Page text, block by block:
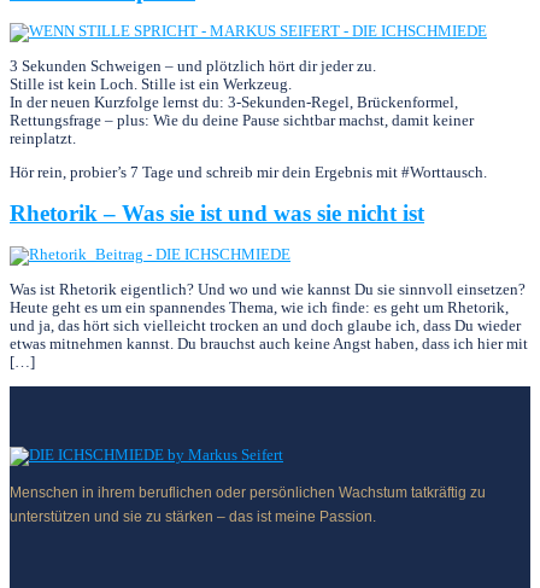
3 Sekunden Schweigen – und plötzlich hört dir jeder zu.
Stille ist kein Loch. Stille ist ein Werkzeug.
In der neuen Kurzfolge lernst du: 3‑Sekunden‑Regel, Brückenformel,
Rettungsfrage – plus: Wie du deine Pause sichtbar machst, damit keiner
reinplatzt.
Hör rein, probier’s 7 Tage und schreib mir dein Ergebnis mit #Worttausch.
Rhetorik – Was sie ist und was sie nicht ist
Was ist Rhetorik eigentlich? Und wo und wie kannst Du sie sinnvoll einsetzen?
Heute geht es um ein spannendes Thema, wie ich finde: es geht um Rhetorik,
und ja, das hört sich viel­leicht trocken an und doch glaube ich, dass Du wieder
etwas mitnehmen kannst. Du brauchst auch keine Angst haben, dass ich hier mit
[…]
Menschen in ihrem beruflichen oder persönlichen Wachstum tatkräftig zu
unterstützen und sie zu stärken – das ist meine Passion.